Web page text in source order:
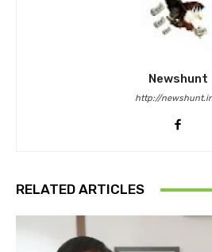
Newshunt
http://
RELATED ARTICLES